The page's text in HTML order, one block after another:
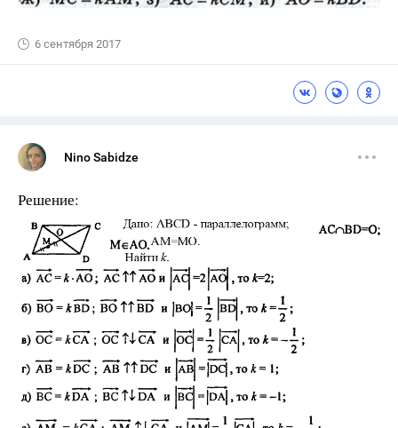
6 сентября 2017
Nino Sabidze
Решение: